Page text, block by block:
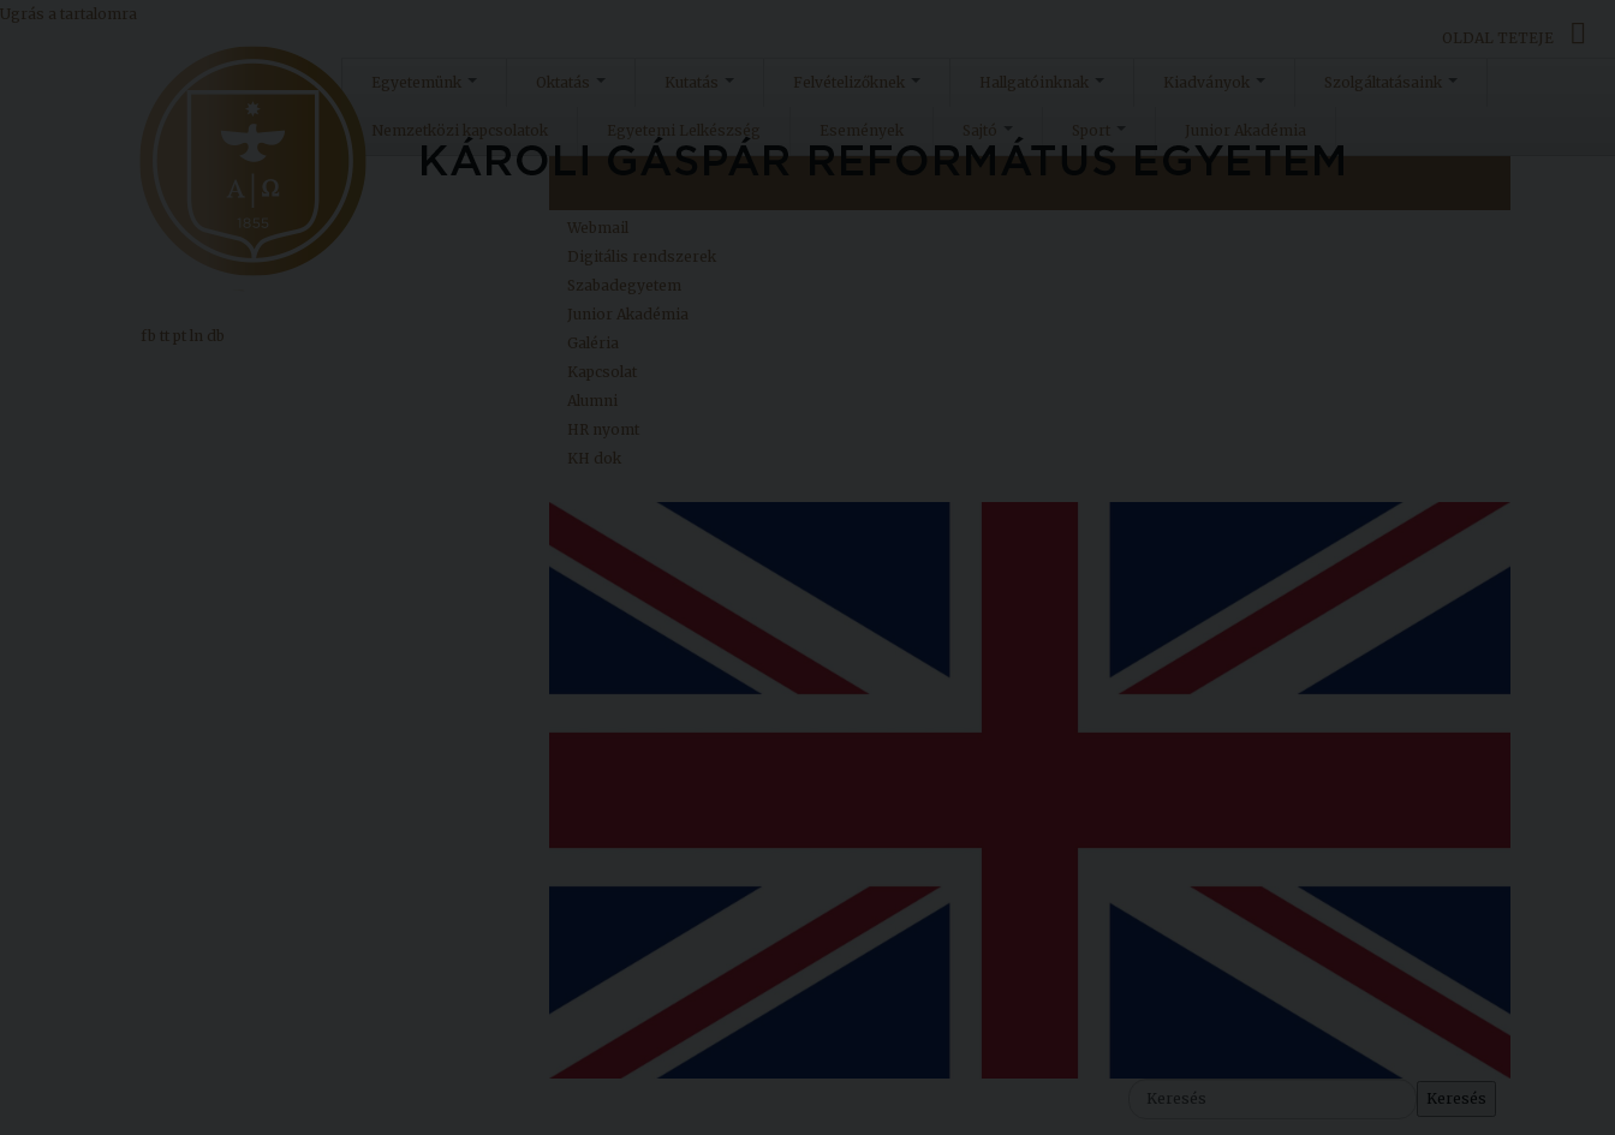
Ugrás a tartalomra
Egyetemünk Oktatás Kutatás Felvételizőknek Hallgatóinknak Kiadványok Szolgáltatásaink
Nemzetközi kapcsolatok Egyetemi Lelkészség Események Sajtó Sport Junior Akadémia
Webmail
Digitális rendszerek
Szabadegyetem
Junior Akadémia
Galéria
Kapcsolat
Alumni
HR nyomt
KH dok
Keresés
fb tt pt ln db
OLDAL TETEJE